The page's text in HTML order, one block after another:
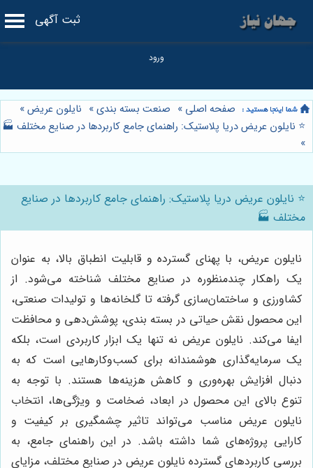
ثبت آگهی
صفحه اصلی » صنعت بسته بندی» نایلون عریض»
⭐️ نایلون عریض دریا پلاستیک: راهنمای جامع کاربردها در صنایع مختلف 🏭
»
⭐️ نایلون عریض دریا پلاستیک: راهنمای جامع کاربردها در صنایع
مختلف 🏭
نایلون عریض، با پهنای گسترده و قابلیت انطباق بالا، به عنوان
یک راهکار چندمنظوره در صنایع مختلف شناخته می‌شود. از
کشاورزی و ساختمان‌سازی گرفته تا گلخانه‌ها و تولیدات صنعتی،
این محصول نقش حیاتی در بسته بندی، پوشش‌دهی و محافظت
ایفا می‌کند. نایلون عریض نه تنها یک ابزار کاربردی است، بلکه
یک سرمایه‌گذاری هوشمندانه برای کسب‌وکارهایی است که به
دنبال افزایش بهره‌وری و کاهش هزینه‌ها هستند. با توجه به
تنوع بالای این محصول در ابعاد، ضخامت و ویژگی‌ها، انتخاب
نایلون عریض مناسب می‌تواند تاثیر چشمگیری بر کیفیت و
کارایی پروژه‌های شما داشته باشد. در این راهنمای جامع، به
بررسی کاربردهای گسترده نایلون عریض در صنایع مختلف، مزایای